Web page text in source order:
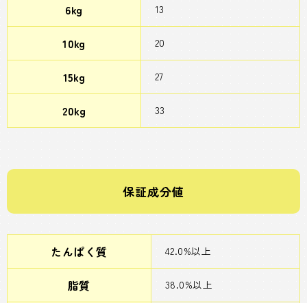
6kg 13
10kg 20
15kg 27
20kg 33
保証成分値
たんぱく質 42.0%以上
脂質 38.0%以上